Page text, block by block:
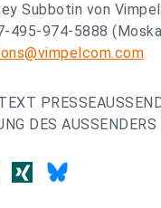
Subbotin von
495-974-5888
DES